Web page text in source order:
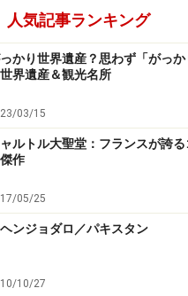
ンピオーネ、説教壇や3つ
ダ・カンピオーネの作品だ。
や彫刻は文字が読めない庶
を果たしていた。中世や近
を感じてみてほしい。
どの最新情報は以下の公式
（公式サイト。イタリ
人気記事ランキング
かり世界遺産？思わず「がっか
界遺産＆観光名所
03/15
ルトル大聖堂：フランスが誇
作
05/25
ンジョダロ／パキスタン
10/27